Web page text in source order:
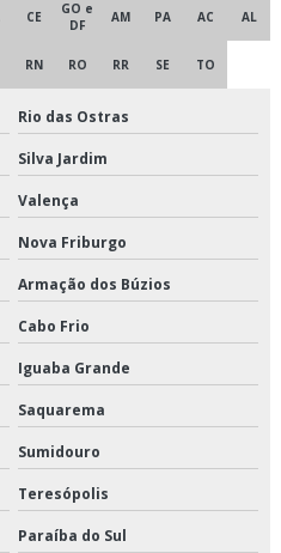
em sp
preço
são paulo
CE
GO e
DF
AM PA AC AL
RN RO RR SE TO
Rio das Ostras
Silva Jardim
Valença
Nova Friburgo
Armação dos Búzios
Cabo Frio
Iguaba Grande
Saquarema
Sumidouro
Teresópolis
Paraíba do Sul